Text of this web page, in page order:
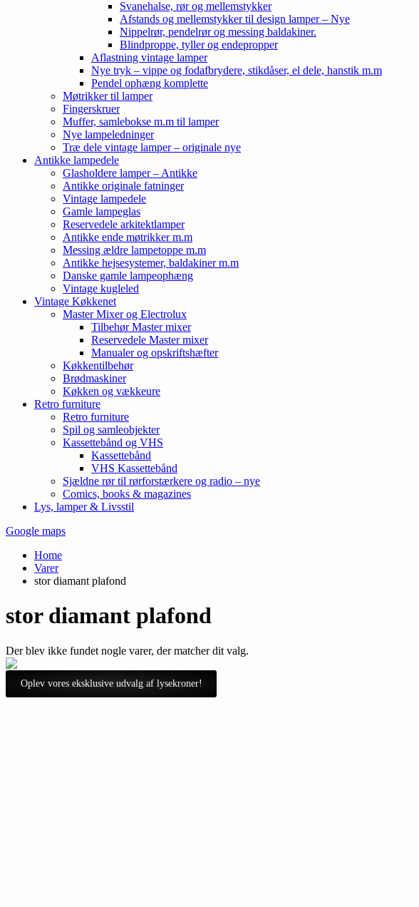
Svanehalse, rør og mellemstykker
Afstands og mellemstykker til design lamper – Nye
Nippelrør, pendelrør og messing baldakiner.
Blindproppe, tyller og endepropper
Aflastning vintage lamper
Nye tryk – vippe og fodafbrydere, stikdåser, el dele, hanstik m.m
Pendel ophæng komplette
Møtrikker til lamper
Fingerskruer
Muffer, samlebokse m.m til lamper
Nye lampeledninger
Træ dele vintage lamper – originale nye
Antikke lampedele
Glasholdere lamper – Antikke
Antikke originale fatninger
Vintage lampedele
Gamle lampeglas
Reservedele arkitektlamper
Antikke ende møtrikker m.m
Messing ældre lampetoppe m.m
Antikke hejsesystemer, baldakiner m.m
Danske gamle lampeophæng
Vintage kugleled
Vintage Køkkenet
Master Mixer og Electrolux
Tilbehør Master mixer
Reservedele Master mixer
Manualer og opskriftshæfter
Køkkentilbehør
Brødmaskiner
Køkken og vækkeure
Retro furniture
Retro furniture
Spil og samleobjekter
Kassettebånd og VHS
Kassettebånd
VHS Kassettebånd
Sjældne rør til rørforstærkere og radio – nye
Comics, books & magazines
Lys, lamper & Livsstil
Google maps
Home
Varer
stor diamant plafond
stor diamant plafond
Der blev ikke fundet nogle varer, der matcher dit valg.
Oplev vores eksklusive udvalg af lysekroner!